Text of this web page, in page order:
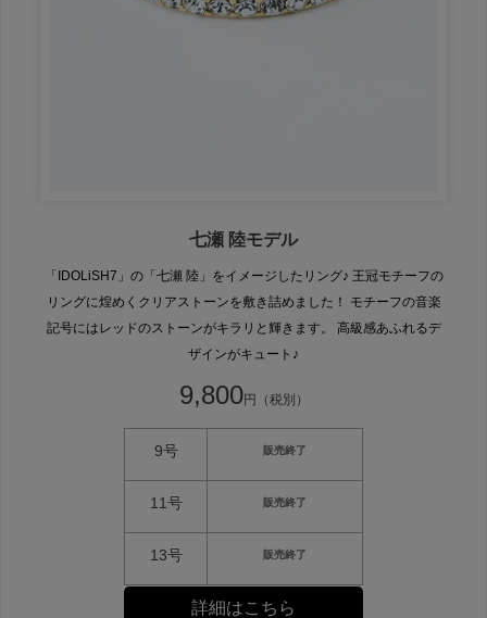
七瀬 陸モデル
「IDOLiSH7」の「七瀬 陸」をイメージしたリング♪ 王冠モチーフの
リングに煌めくクリアストーンを敷き詰めました！ モチーフの音楽
記号にはレッドのストーンがキラリと輝きます。 高級感あふれるデ
ザインがキュート♪
9,800円（税別）
9号 販売終了
11号 販売終了
13号 販売終了
詳細はこちら